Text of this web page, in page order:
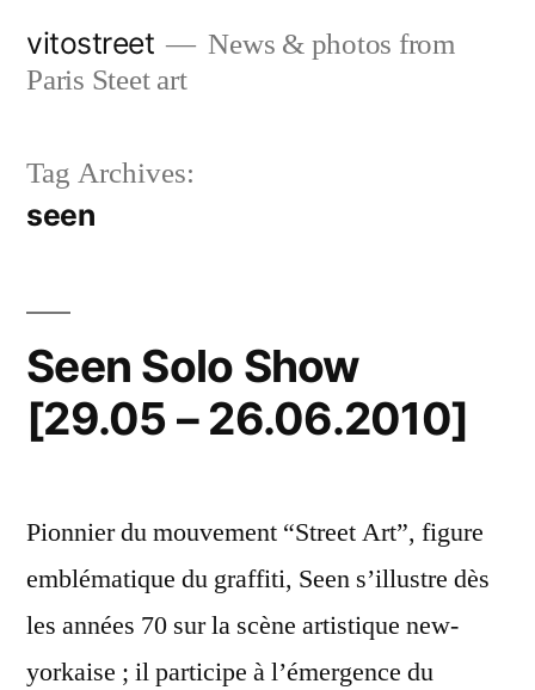
vitostreet
News & photos from
Paris Steet art
Tag Archives:
seen
Seen Solo Show
[29.05 – 26.06.2010]
Pionnier du mouvement “Street Art”, figure
emblématique du graffiti, Seen s’illustre dès
les années 70 sur la scène artistique new-
yorkaise ; il participe à l’émergence du